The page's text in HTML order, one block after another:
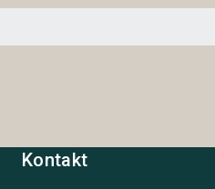
Kontakt